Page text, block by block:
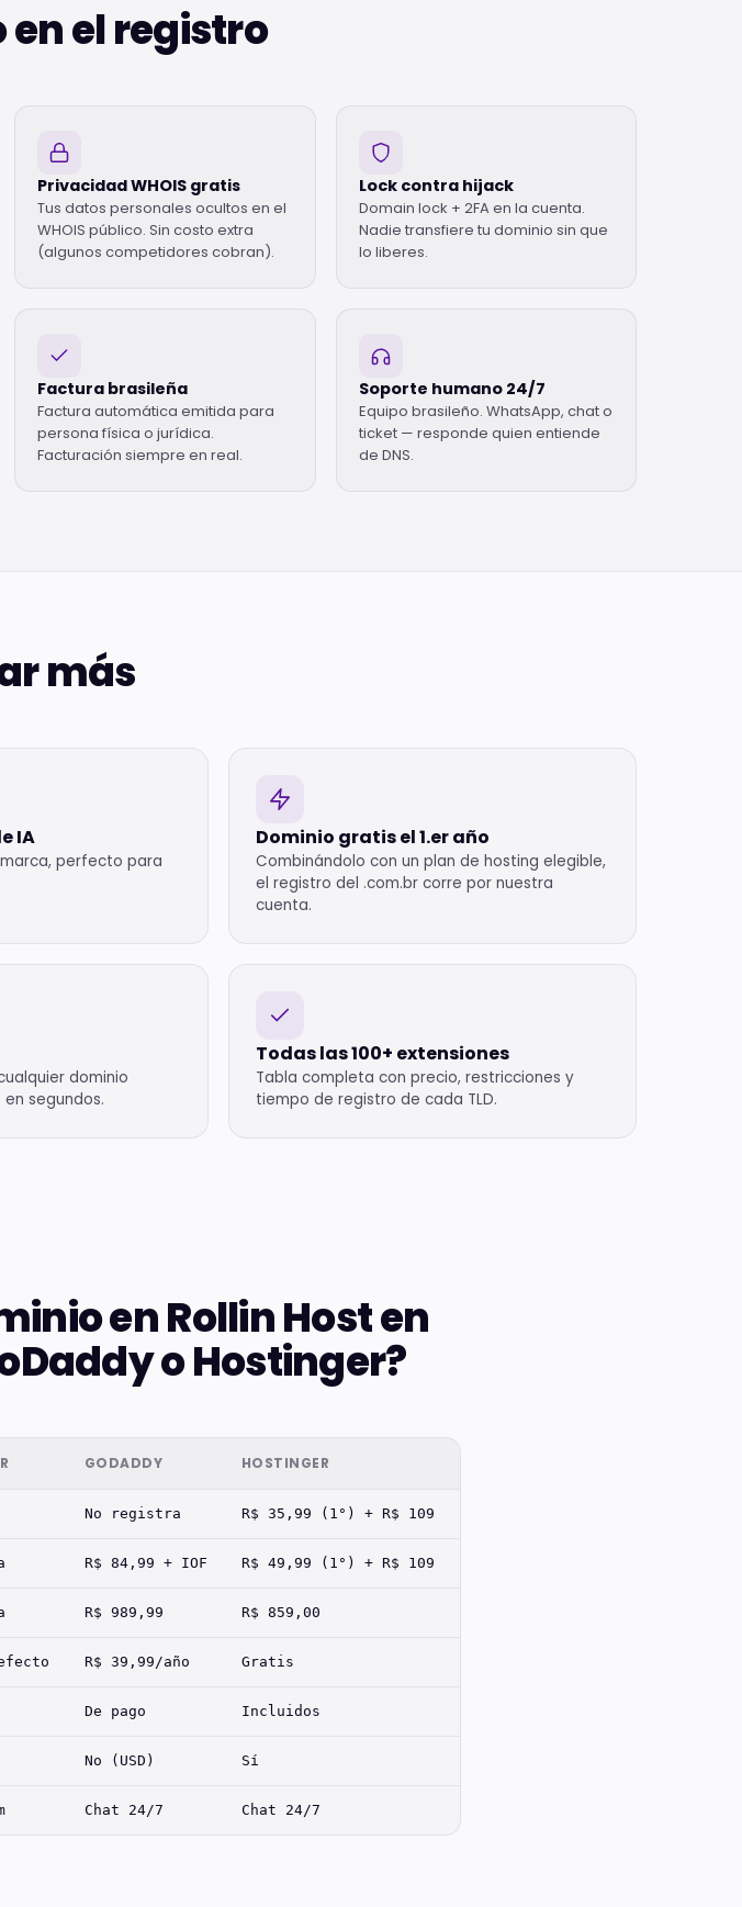
el registro
Privacidad WHOIS gratis
Tus datos personales ocultos en el
WHOIS público. Sin costo extra
(algunos competidores cobran).
Lock contra hijack
Domain lock + 2FA en la cuenta.
Nadie transfiere tu dominio sin que
lo liberes.
Factura brasileña
Factura automática emitida para
persona física o jurídica.
Facturación siempre en real.
Soporte humano 24/7
Equipo brasileño. WhatsApp, chat o
ticket — responde quien entiende
de DNS.
más
IA
perfecto para
Dominio gratis el 1.er año
Combinándolo con un plan de hosting elegible,
el registro del .com.br corre por nuestra
cuenta.
dominio
segundos.
Todas las 100+ extensiones
Tabla completa con precio, restricciones y
tiempo de registro de cada TLD.
en Rollin Host en
o Hostinger?
GODADDY HOSTINGER
No registra R$ 35,99 (1°) + R$ 109
R$ 84,99 + IOF R$ 49,99 (1°) + R$ 109
R$ 989,99 R$ 859,00
R$ 39,99/año Gratis
De pago Incluidos
No (USD) Sí
Chat 24/7 Chat 24/7